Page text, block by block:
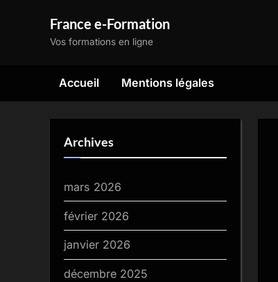
France e-Formation
Vos formations en ligne
Accueil Mentions légales
Archives
mars 2026
février 2026
janvier 2026
décembre 2025